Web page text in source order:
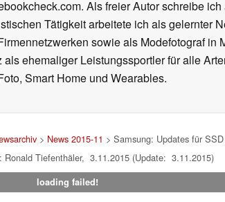
Als freier Autor schreibe
Tätigkeit arbeitete ich als gelernter
sowie als Modefotograf in
ehemaliger Leistungssportler für alle
Smart Home und Wearables.
> News 2015-11 > Samsung: Updates für
Ronald Tiefenthäler, 3.11.2015 (Update: 3.11.2015)
loading failed!